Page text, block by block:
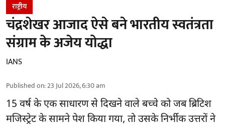
राष्ट्रीय
चंद्रशेखर आजाद ऐसे बने भारतीय स्वतंत्रता
संग्राम के अजेय योद्धा
IANS
Published on:23 Jul 2026, 6:30 am
15 वर्ष के एक साधारण से दिखने वाले बच्चे को जब ब्रिटिश
मजिस्ट्रेट के सामने पेश किया गया, तो उसके निर्भीक उत्तरों ने